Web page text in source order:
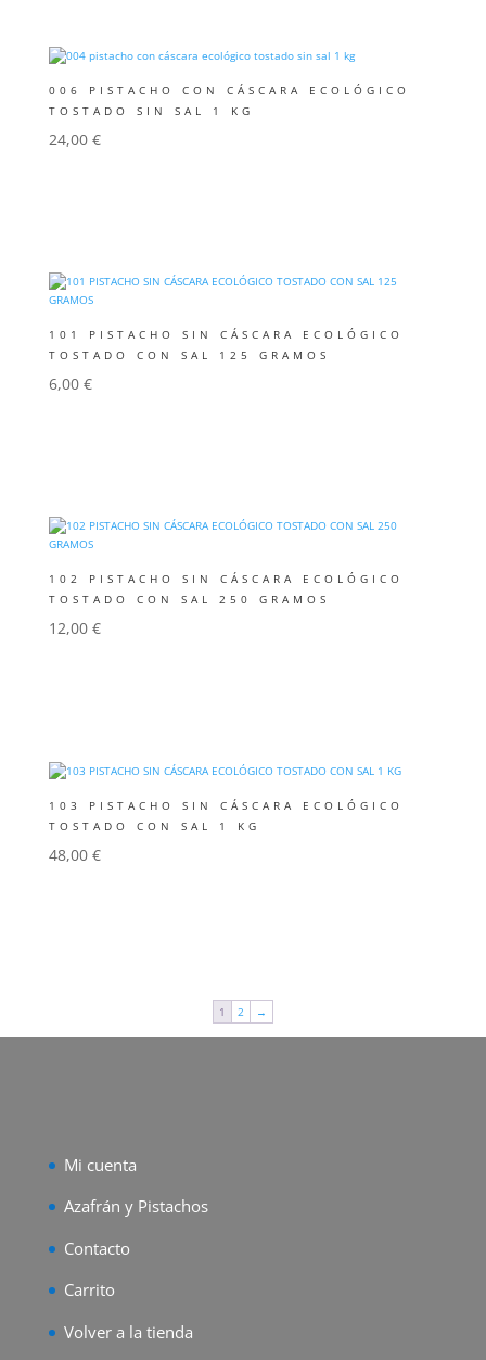
006 PISTACHO CON CÁSCARA ECOLÓGICO
TOSTADO SIN SAL 1 KG
24,00 €
101 PISTACHO SIN CÁSCARA ECOLÓGICO
TOSTADO CON SAL 125 GRAMOS
6,00 €
102 PISTACHO SIN CÁSCARA ECOLÓGICO
TOSTADO CON SAL 250 GRAMOS
12,00 €
103 PISTACHO SIN CÁSCARA ECOLÓGICO
TOSTADO CON SAL 1 KG
48,00 €
1 2 →
Mi cuenta
Azafrán y Pistachos
Contacto
Carrito
Volver a la tienda